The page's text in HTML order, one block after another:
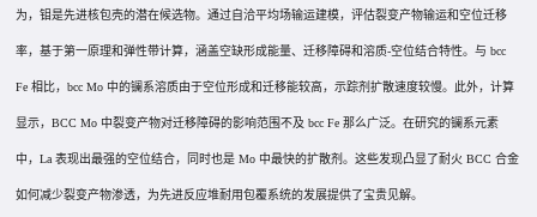
为，钼是先进核包壳的潜在候选物。通过自洽平均场输运建模，评估裂变产物输运和空位迁移
率，基于第一原理和弹性带计算，涵盖空缺形成能量、迁移障碍和溶质-空位结合特性。与 bcc
Fe 相比，bcc Mo 中的镧系溶质由于空位形成和迁移能较高，示踪剂扩散速度较慢。此外，计算
显示，BCC Mo 中裂变产物对迁移障碍的影响范围不及 bcc Fe 那么广泛。在研究的镧系元素
中，La 表现出最强的空位结合，同时也是 Mo 中最快的扩散剂。这些发现凸显了耐火 BCC 合金
如何减少裂变产物渗透，为先进反应堆耐用包覆系统的发展提供了宝贵见解。